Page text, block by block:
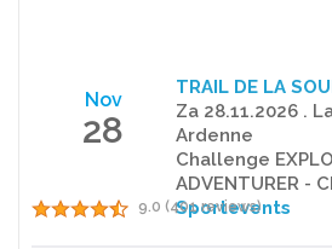
Nov
28
TRAIL DE LA
Za 28.11.2026 .
Ardenne
Challenge
ADVENTURER -
Sportevents
9.0 (401 reviews)